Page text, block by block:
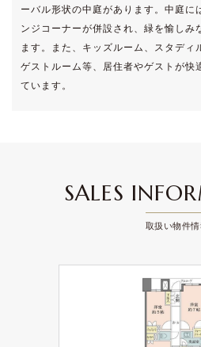
ーバル形状の中庭があります。中庭に
ンジコーナーが併設され、緑を愉しみ
ます。また、キッズルーム、スタディ
ゲストルーム等、居住者やゲストが快
ています。
SALES
取扱い物件情